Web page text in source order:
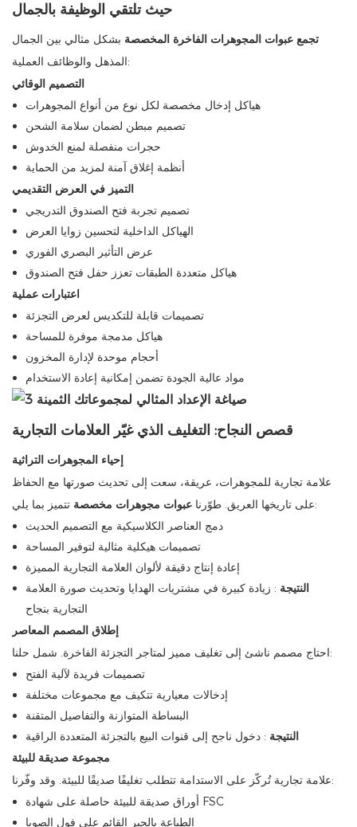
حيث تلتقي الوظيفة بالجمال
تجمع عبوات المجوهرات الفاخرة المخصصة بشكل مثالي بين الجمال
المذهل والوظائف العملية:
التصميم الوقائي
هياكل إدخال مخصصة لكل نوع من أنواع المجوهرات
تصميم مبطن لضمان سلامة الشحن
حجرات منفصلة لمنع الخدوش
أنظمة إغلاق آمنة لمزيد من الحماية
التميز في العرض التقديمي
تصميم تجربة فتح الصندوق التدريجي
الهياكل الداخلية لتحسين زوايا العرض
عرض التأثير البصري الفوري
هياكل متعددة الطبقات تعزز حفل فتح الصندوق
اعتبارات عملية
تصميمات قابلة للتكديس لعرض التجزئة
هياكل مدمجة موفرة للمساحة
أحجام موحدة لإدارة المخزون
مواد عالية الجودة تضمن إمكانية إعادة الاستخدام
قصص النجاح: التغليف الذي غيّر العلامات التجارية
إحياء المجوهرات التراثية
علامة تجارية للمجوهرات، عريقة، سعت إلى تحديث صورتها مع الحفاظ
على تاريخها العريق. طوّرنا عبوات مجوهرات مخصصة
تتميز بما يلي:
دمج العناصر الكلاسيكية مع التصميم الحديث
تصميمات هيكلية مثالية لتوفير المساحة
إعادة إنتاج دقيقة لألوان العلامة التجارية المميزة
النتيجة : زيادة كبيرة في مشتريات الهدايا وتحديث صورة العلامة
التجارية بنجاح
إطلاق المصمم المعاصر
احتاج مصمم ناشئ إلى تغليف مميز لمتاجر التجزئة الفاخرة. شمل حلنا:
تصميمات فريدة لآلية الفتح
إدخالات معيارية تتكيف مع مجموعات مختلفة
البساطة المتوازنة والتفاصيل المتقنة
النتيجة : دخول ناجح إلى قنوات البيع بالتجزئة المتعددة الراقية
مجموعة صديقة للبيئة
علامة تجارية تُركّز على الاستدامة تتطلب تغليفًا صديقًا للبيئة. وقد وفّرنا:
أوراق صديقة للبيئة حاصلة على شهادة FSC
الطباعة بالحبر القائم على فول الصويا